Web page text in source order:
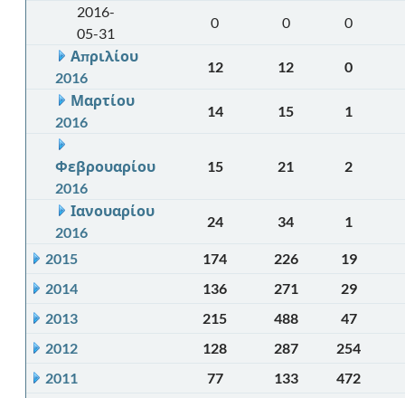
2016-
05-31
0 0
0
Απριλίου
2016
12 12
0
Μαρτίου
2016
14 15 1
Φεβρουαρίου
2016
15 21 2
Ιανουαρίου
2016
24 34 1
2015 174 226
19
2014
136 271
29
2013
215 488
47
2012
128 287
254
2011
77 133
472